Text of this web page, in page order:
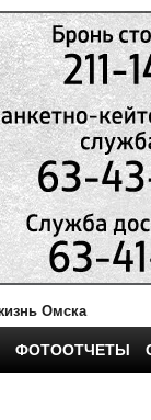
Омска
ФОТООТЧЕТЫ